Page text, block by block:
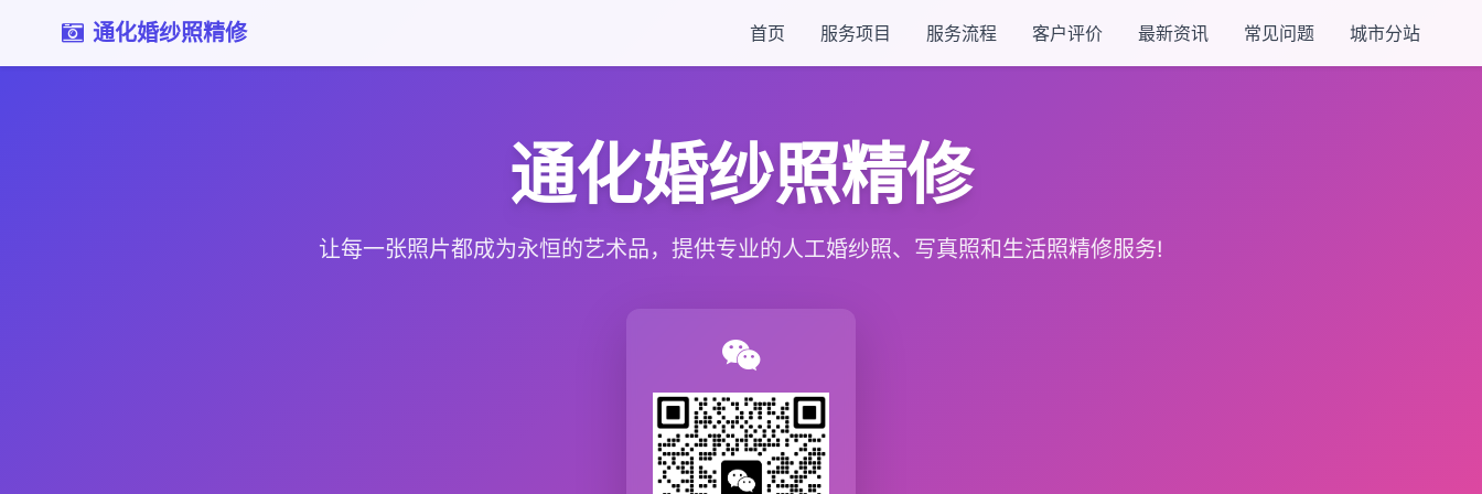
通化婚纱照精修 首页 服务项目 服务流程 客户评价 最新资讯 常见问题 城市分站
通化婚纱照精修
让每一张照片都成为永恒的艺术品，提供专业的人工婚纱照、写真照和生活照精修服务!